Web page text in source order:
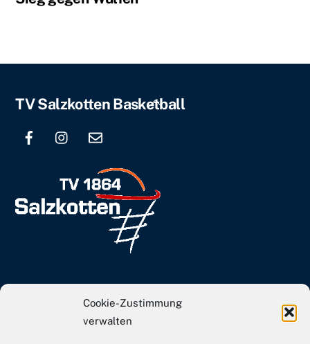
Cookie-Zustimmung
verwalten
Back
TV Salzkotten Basketball
info[at]tvs-basketball.de
Webseite TVS Gesamtverein